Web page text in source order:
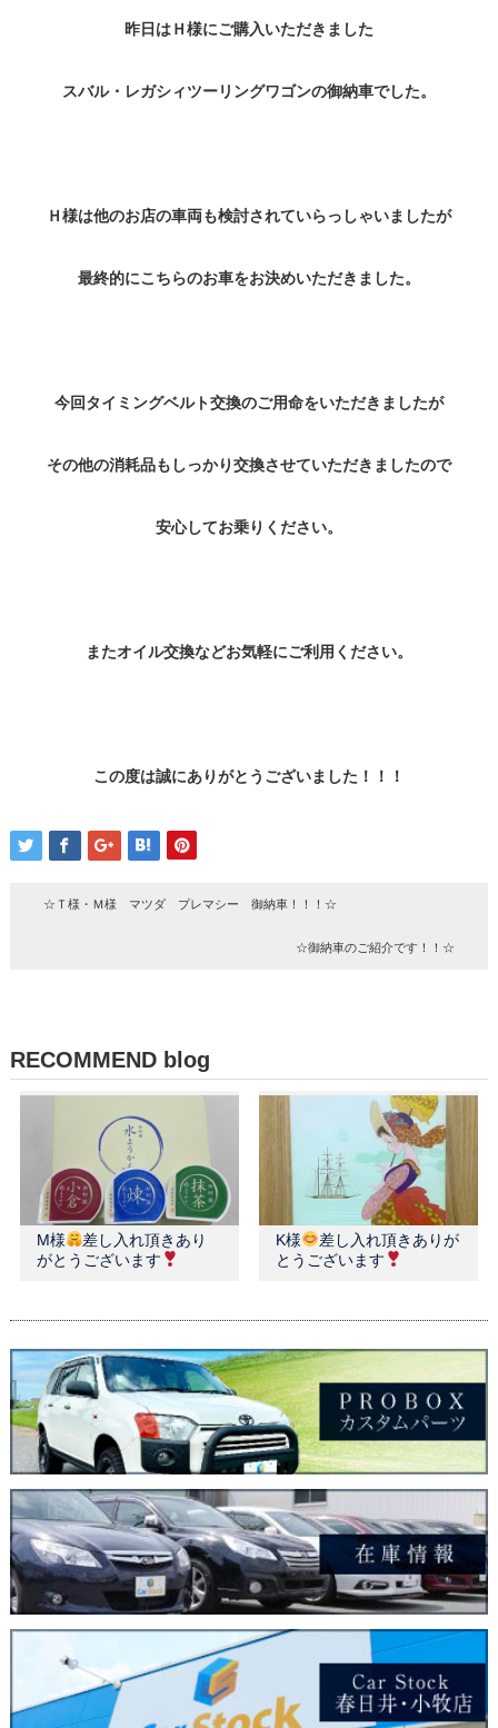
昨日はＨ様にご購入いただきました
スバル・レガシィツーリングワゴンの御納車でした。
Ｈ様は他のお店の車両も検討されていらっしゃいましたが
最終的にこちらのお車をお決めいただきました。
今回タイミングベルト交換のご用命をいただきましたが
その他の消耗品もしっかり交換させていただきましたので
安心してお乗りください。
またオイル交換などお気軽にご利用ください。
この度は誠にありがとうございました！！！
☆Ｔ様・Ｍ様 マツダ プレマシー 御納車！！！☆
☆御納車のご紹介です！！☆
RECOMMEND blog
M様
差し入れ頂きあり
がとうございます
K様
差し入れ頂きありが
とうございます